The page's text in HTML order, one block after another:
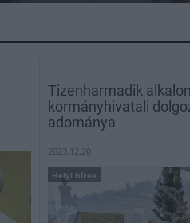
Tizenharmadik
kormányhivatali
adománya
2023.12.20
Helyi hírek